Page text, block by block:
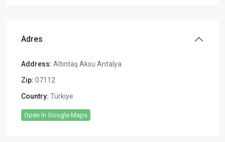
Adres
Address: Altıntaş Aksu Antalya
Zip: 07112
Country: Türkiye
Open In Google Maps